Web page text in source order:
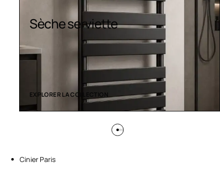
Design colorés
EXPLORER LA COLLECTION
Cinier Paris